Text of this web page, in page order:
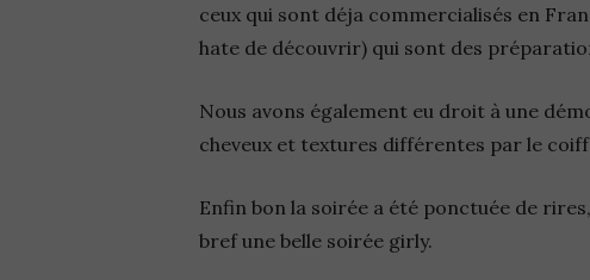
ceux qui sont déja commercialisés en
hate de découvrir) qui sont des
Nous avons également eu droit à une
cheveux et textures différentes par le
Enfin bon la soirée a été ponctuée de
bref une belle soirée girly.